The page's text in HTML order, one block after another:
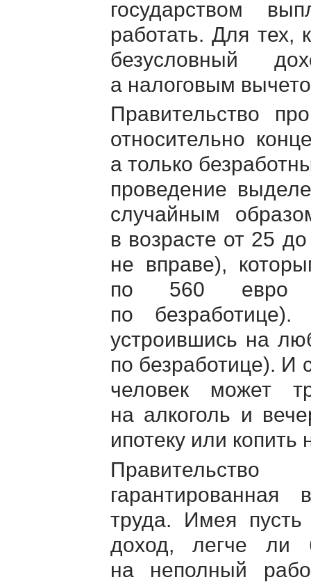
государством
работать. Для тех,
безусловный
а налоговым
Правительство
относительно
а только
проведение
случайным
в возрасте от 25
не вправе),
по 560 евро
по
устроившись на
по безработице). И
человек может
на алкоголь и
ипотеку или
труда. Имея
доход, легче ли
на неполный